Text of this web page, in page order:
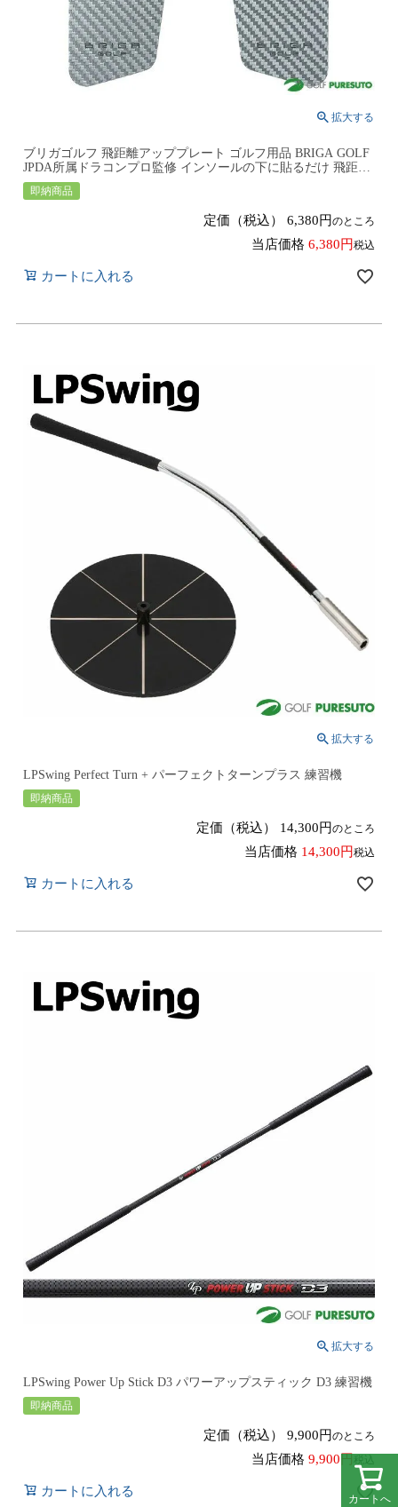
ブリガゴルフ 飛距離アッププレート ゴルフ用品 BRIGA GOLF
JPDA所属ドラコンプロ監修 インソールの下に貼るだけ 飛距離
アップ フォーム改善
即納商品
定価（税込） 6,380 のところ
当店価格 6,380 税込
カートに入れる
LPSwing Perfect Turn + パーフェクトターンプラス 練習機
即納商品
定価（税込） 14,300 のところ
当店価格 14,300 税込
カートに入れる
LPSwing Power Up Stick D3 パワーアップスティック D3 練習機
即納商品
定価（税込） 9,900 のところ
当店価格 9,900 税込
カートに入れる
カートへ